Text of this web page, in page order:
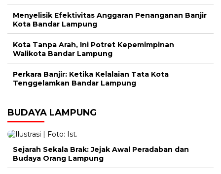
Menyelisik Efektivitas Anggaran Penanganan Banjir
Kota Bandar Lampung
Kota Tanpa Arah, Ini Potret Kepemimpinan
Walikota Bandar Lampung
Perkara Banjir: Ketika Kelalaian Tata Kota
Tenggelamkan Bandar Lampung
BUDAYA LAMPUNG
Sejarah Sekala Brak: Jejak Awal Peradaban dan
Budaya Orang Lampung